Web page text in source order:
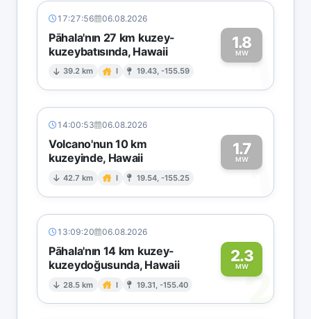
17:27:56 06.08.2026
Pāhala'nın 27 km kuzey-
kuzeybatısında, Hawaii
39.2 km I 19.43, -155.59
1.8
MW1
14:00:53 06.08.2026
Volcano'nun 10 km
kuzeyinde, Hawaii
42.7 km I 19.54, -155.25
1.7
MW1
13:09:20 06.08.2026
Pāhala'nın 14 km kuzey-
kuzeydoğusunda, Hawaii
28.5 km I 19.31, -155.40
2.3
MW2